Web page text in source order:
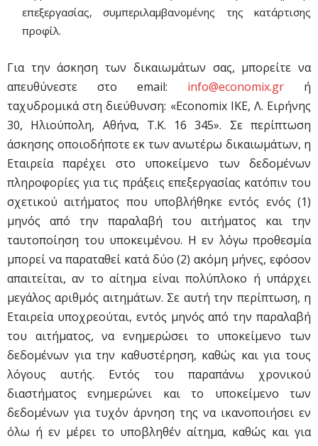
επεξεργασίας, συμπεριλαμβανομένης της κατάρτισης
προφίλ.
Για την άσκηση των δικαιωμάτων σας, μπορείτε να
απευθύνεστε στο email: info@economix.gr ή
ταχυδρομικά στη διεύθυνση: «Economix IKE, Λ. Ειρήνης
30, Ηλιούπολη, Αθήνα, Τ.Κ. 16 345». Σε περίπτωση
άσκησης οποιοδήποτε εκ των ανωτέρω δικαιωμάτων, η
Εταιρεία παρέχει στο υποκείμενο των δεδομένων
πληροφορίες για τις πράξεις επεξεργασίας κατόπιν του
σχετικού αιτήματος που υποβλήθηκε εντός ενός (1)
μηνός από την παραλαβή του αιτήματος και την
ταυτοποίηση του υποκειμένου. Η εν λόγω προθεσμία
μπορεί να παραταθεί κατά δύο (2) ακόμη μήνες, εφόσον
απαιτείται, αν το αίτημα είναι πολύπλοκο ή υπάρχει
μεγάλος αριθμός αιτημάτων. Σε αυτή την περίπτωση, η
Εταιρεία υποχρεούται, εντός μηνός από την παραλαβή
του αιτήματος, να ενημερώσει το υποκείμενο των
δεδομένων για την καθυστέρηση, καθώς και για τους
λόγους αυτής. Εντός του παραπάνω χρονικού
διαστήματος ενημερώνει και το υποκείμενο των
δεδομένων για τυχόν άρνηση της να ικανοποιήσει εν
όλω ή εν μέρει το υποβληθέν αίτημα, καθώς και για